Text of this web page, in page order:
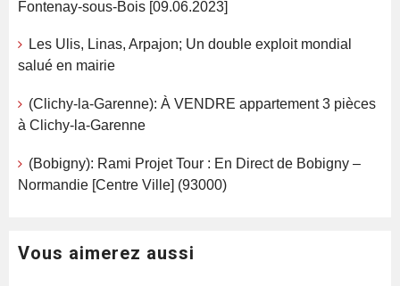
Fontenay-sous-Bois [09.06.2023]
Les Ulis, Linas, Arpajon; Un double exploit mondial
salué en mairie
(Clichy-la-Garenne): À VENDRE appartement 3 pièces
à Clichy-la-Garenne
(Bobigny): Rami Projet Tour : En Direct de Bobigny –
Normandie [Centre Ville] (93000)
Vous aimerez aussi